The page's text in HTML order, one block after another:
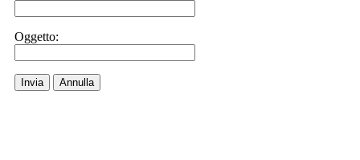
Oggetto:
Invia Annulla